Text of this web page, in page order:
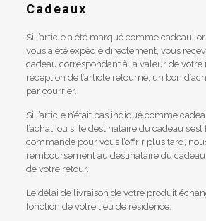
Cadeaux
Si l’article a été marqué comme cadeau
vous a été expédié directement, vous
cadeau correspondant à la valeur de votre
réception de l’article retourné, un bon
par courrier.
Si l’article n’était pas indiqué comme
l’achat, ou si le destinataire du cadeau
commande pour vous l’offrir plus tard,
remboursement au destinataire du
de votre retour.
Le délai de livraison de votre produit
fonction de votre lieu de résidence.